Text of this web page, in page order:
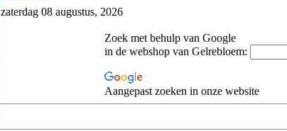
zaterdag 08 augustus, 2026
Zoek met behulp van Google
in de webshop van Gelrebloem:
Aangepast zoeken in onze website